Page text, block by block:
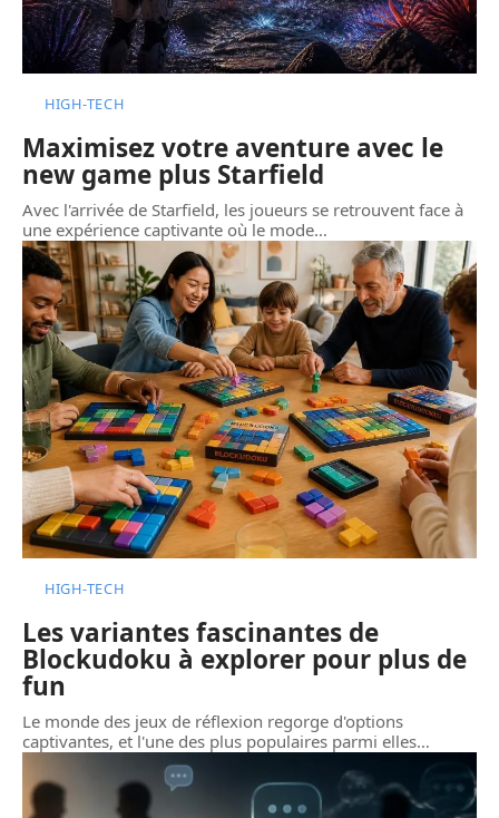
HIGH-TECH
Maximisez votre aventure avec le
new game plus Starfield
Avec l'arrivée de Starfield, les joueurs se retrouvent face à
une expérience captivante où le mode…
HIGH-TECH
Les variantes fascinantes de
Blockudoku à explorer pour plus de
fun
Le monde des jeux de réflexion regorge d'options
captivantes, et l'une des plus populaires parmi elles…